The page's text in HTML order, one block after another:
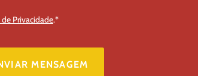
Privacidade.*